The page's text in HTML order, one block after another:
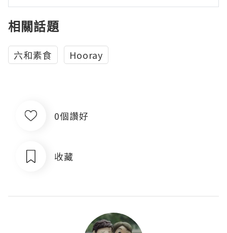
相關話題
六和素食 Hooray
0個讚好
收藏